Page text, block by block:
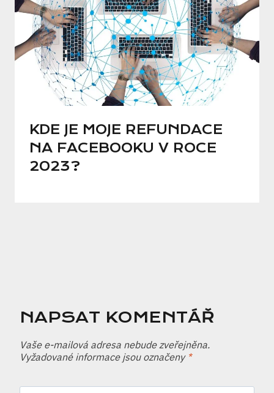
KDE JE MOJE REFUNDACE
NA FACEBOOKU V ROCE
2023?
NAPSAT KOMENTÁŘ
Vaše e-mailová adresa nebude zveřejněna.
Vyžadované informace jsou označeny *